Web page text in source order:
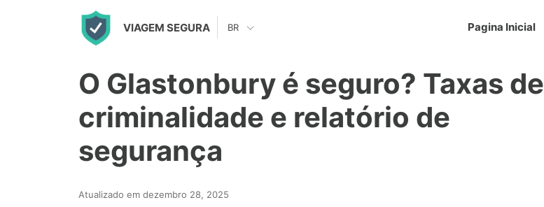
VIAGEM SEGURA Pagina Inicial
BR
O Glastonbury é seguro? Taxas de
criminalidade e relatório de
segurança
Atualizado em dezembro 28, 2025